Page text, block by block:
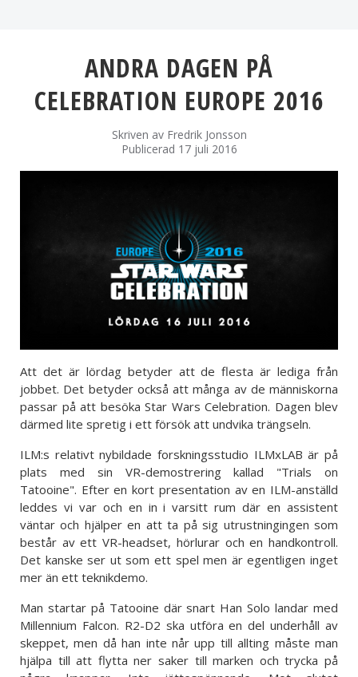
ANDRA DAGEN PÅ
CELEBRATION EUROPE 2016
Skriven av Fredrik Jonsson
Publicerad 17 juli 2016
Att det är lördag betyder att de flesta är lediga från
jobbet. Det betyder också att många av de människorna
passar på att besöka Star Wars Celebration. Dagen blev
därmed lite spretig i ett försök att undvika trängseln.
ILM:s relativt nybildade forskningsstudio ILMxLAB är på
plats med sin VR-demostrering kallad "Trials on
Tatooine". Efter en kort presentation av en ILM-anställd
leddes vi var och en in i varsitt rum där en assistent
väntar och hjälper en att ta på sig utrustningingen som
består av ett VR-headset, hörlurar och en handkontroll.
Det kanske ser ut som ett spel men är egentligen inget
mer än ett teknikdemo.
Man startar på Tatooine där snart Han Solo landar med
Millennium Falcon. R2-D2 ska utföra en del underhåll av
skeppet, men då han inte når upp till allting måste man
hjälpa till att flytta ner saker till marken och trycka på